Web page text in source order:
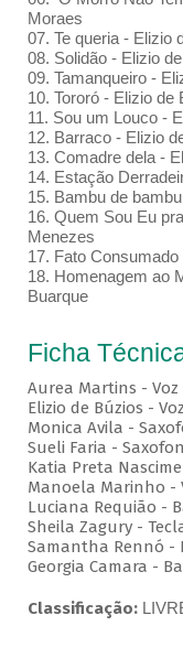
Moraes
07. Te queria - Elizio
08. Solidão - Elizio
09. Tamanqueiro -
10. Tororó - Elizio
11. Sou um Louco -
12. Barraco - Elizio
13. Comadre dela -
14. Estação
15. Bambu de
16. Quem Sou Eu
Menezes
17. Fato
18. Homenagem ao
Buarque
Ficha
Aurea Martins - Voz
Elizio de Búzios - Voz
Monica Avila -
Sueli Faria -
Katia Preta
Manoela Marinho -
Luciana Requião -
Sheila Zagury -
Samantha Rennó -
Georgia Camara -
Classificação: